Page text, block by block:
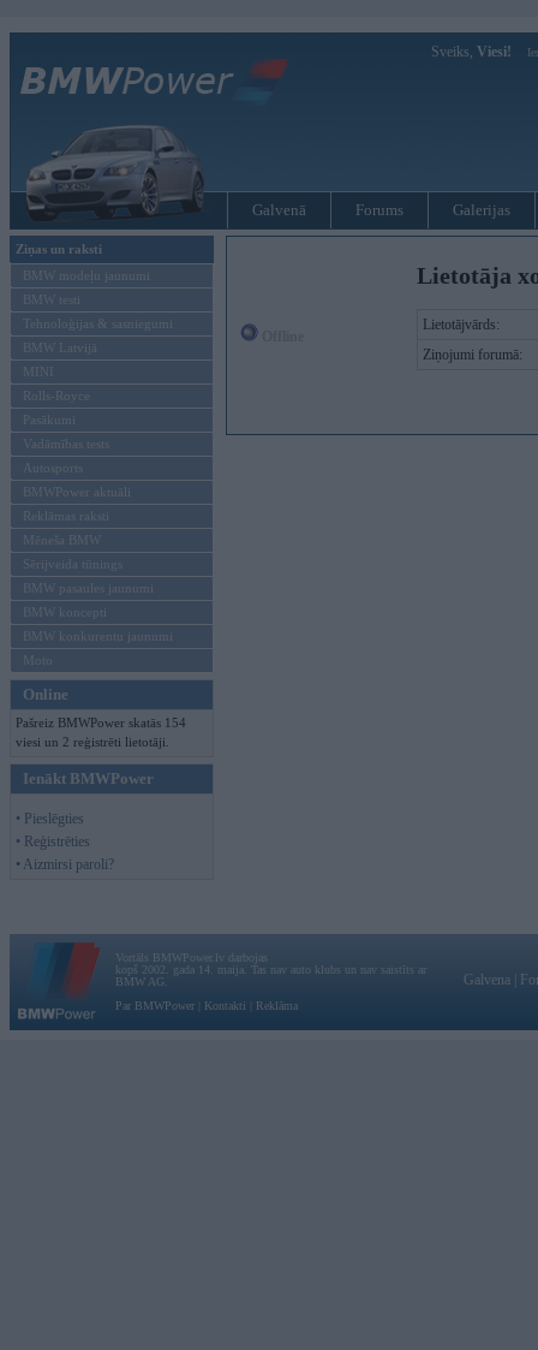
Sveiks, Viesi!
Galvenā Forums Galerijas
Ziņas un raksti
BMW modeļu jaunumi
BMW testi
Tehnoloģijas & sasniegumi
BMW Latvijā
MINI
Rolls-Royce
Pasākumi
Vadāmības tests
Autosports
BMWPower aktuāli
Reklāmas raksti
Mēneša BMW
Sērijveida tūnings
BMW pasaules jaunumi
BMW koncepti
BMW konkurentu jaunumi
Moto
Online
Pašreiz BMWPower skatās 154
viesi un 2 reģistrēti lietotāji.
Ienākt BMWPower
• Pieslēgties
• Reģistrēties
• Aizmirsi paroli?
Lietotāja
Lietotājvārds:
Ziņojumi forumā:
Vortāls BMWPower.lv darbojas
kopš 2002. gada 14. maija. Tas nav auto klubs un nav saistīts ar
BMW AG.
Par BMWPower
Kontakti Reklāma
Galvena